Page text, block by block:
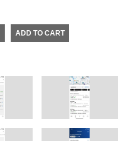
ADD TO CART